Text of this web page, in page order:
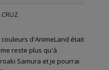
CRUZ
d'AnimeLand était
reste plus qu'à
Samura et je pourrai